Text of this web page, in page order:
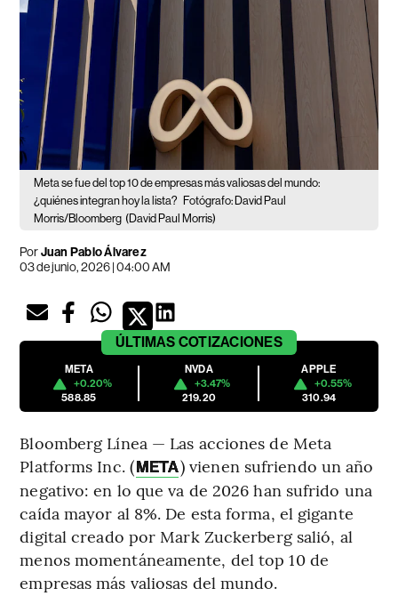
Meta se fue del top 10 de empresas más valiosas del mundo:
¿quiénes integran hoy la lista? Fotógrafo: David Paul
Morris/Bloomberg (David Paul Morris)
PorJuan Pablo Álvarez
03 de junio, 2026 | 04:00 AM
ÚLTIMAS COTIZACIONES
META
+0.20%
588.85
NVDA
+3.47%
219.20
APPLE
+0.55%
310.94
Bloomberg Línea — Las acciones de Meta
Platforms Inc. (META) vienen sufriendo un año
negativo: en lo que va de 2026 han sufrido una
caída mayor al 8%. De esta forma, el gigante
digital creado por Mark Zuckerberg salió, al
menos momentáneamente, del top 10 de
empresas más valiosas del mundo.